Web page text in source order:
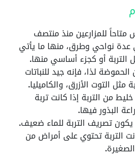
متاحاً للمزارعين منذ منتصف
نواحي وطرق، منها ما يأتي
التربة أو كجزء أساسي منها.
لذا، فإنه جيد للنباتات
التوت الأزرق، والكاميليا.
من التربة إذا كانت تربة
البذور فيها.
تصريف التربة للماء ضعيف.
التربة تحتوي على أمراض من